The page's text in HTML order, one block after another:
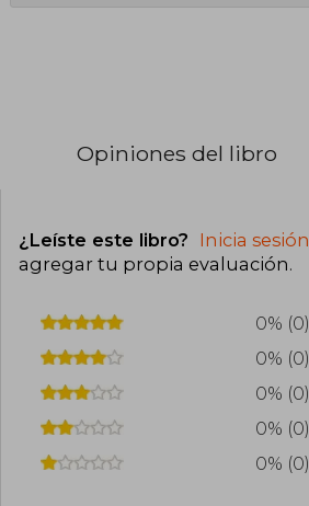
Opiniones del libro
¿Leíste este libro? Inicia sesión
agregar tu propia evaluación.
0% (0)
0% (0)
0% (0)
0% (0)
0% (0)